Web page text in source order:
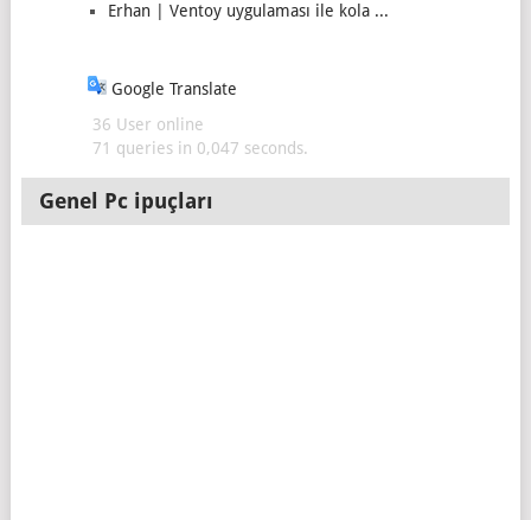
Erhan | Ventoy uygulaması ile kola ...
Google Translate
36 User online
71 queries in 0,047 seconds.
Genel Pc ipuçları